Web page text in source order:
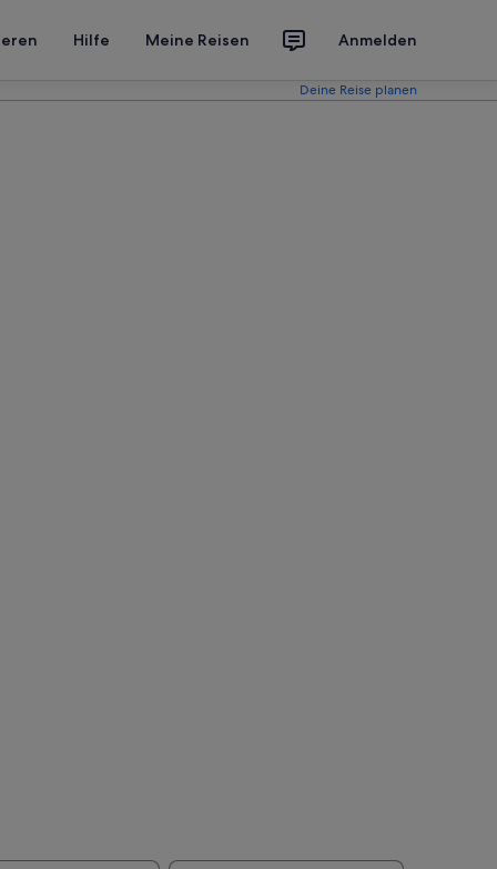
Hilfe Meine Reisen Anmelden
Deine Reise planen